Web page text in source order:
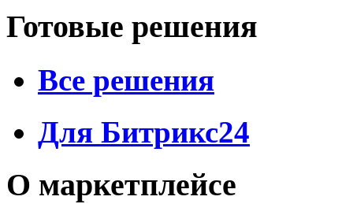
Готовые решения
Все решения
Для Битрикс24
О маркетплейсе